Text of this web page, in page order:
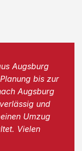
Augsburg
bis zur
Augsburg
und
Umzug
Vielen